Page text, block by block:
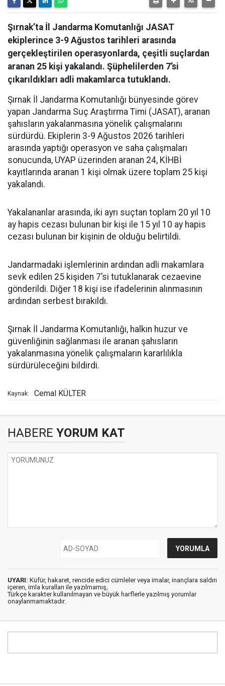
Şırnak’ta İl Jandarma Komutanlığı JASAT
ekiplerince 3-9 Ağustos tarihleri arasında
gerçekleştirilen operasyonlarda, çeşitli suçlardan
aranan 25 kişi yakalandı. Şüphelilerden 7’si
çıkarıldıkları adli makamlarca tutuklandı.
Şırnak İl Jandarma Komutanlığı bünyesinde görev
yapan Jandarma Suç Araştırma Timi (JASAT), aranan
şahısların yakalanmasına yönelik çalışmalarını
sürdürdü. Ekiplerin 3-9 Ağustos 2026 tarihleri
arasında yaptığı operasyon ve saha çalışmaları
sonucunda, UYAP üzerinden aranan 24, KİHBİ
kayıtlarında aranan 1 kişi olmak üzere toplam 25 kişi
yakalandı.
Yakalananlar arasında, iki ayrı suçtan toplam 20 yıl 10
ay hapis cezası bulunan bir kişi ile 15 yıl 10 ay hapis
cezası bulunan bir kişinin de olduğu belirtildi.
Jandarmadaki işlemlerinin ardından adli makamlara
sevk edilen 25 kişiden 7’si tutuklanarak cezaevine
gönderildi. Diğer 18 kişi ise ifadelerinin alınmasının
ardından serbest bırakıldı.
Şırnak İl Jandarma Komutanlığı, halkın huzur ve
güvenliğinin sağlanması ile aranan şahısların
yakalanmasına yönelik çalışmaların kararlılıkla
sürdürüleceğini bildirdi.
Kaynak: Cemal KÜLTER
HABERE YORUM KAT
UYARI: Küfür, hakaret, rencide edici cümleler veya imalar, inançlara saldırı
içeren, imla kuralları ile yazılmamış,
Türkçe karakter kullanılmayan ve büyük harflerle yazılmış yorumlar
onaylanmamaktadır.